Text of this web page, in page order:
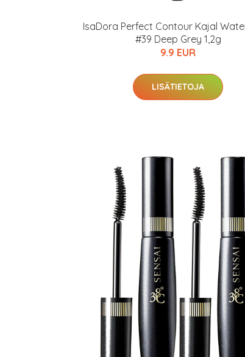
IsaDora Perfect Contour Kajal
#39 Deep Grey 1,2g
9.9 EUR
LISÄTIETOJA